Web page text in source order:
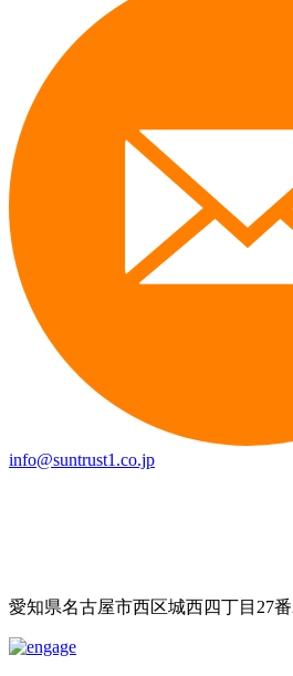
info@suntrust1.co.jp
愛知県名古屋市西区城西四丁目27